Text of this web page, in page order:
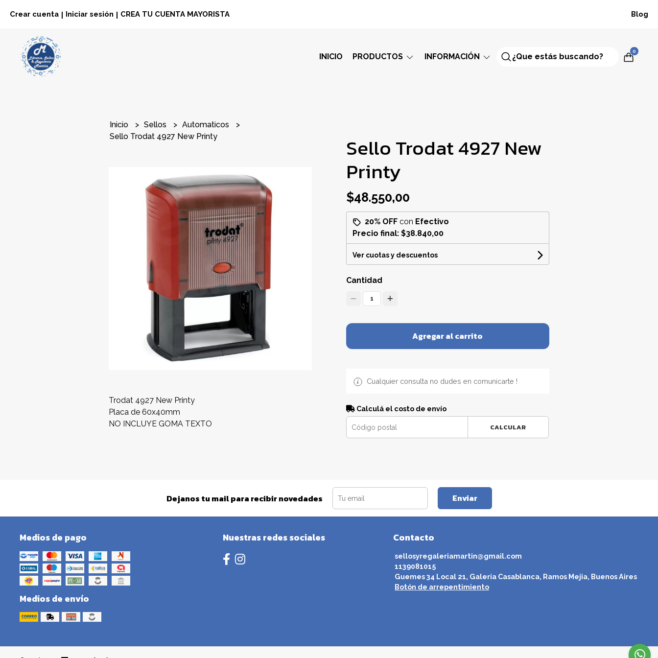
Crear cuenta Iniciar sesión CREA TU CUENTA MAYORISTA Blog
INICIO PRODUCTOS INFORMACIÓN
0
Inicio Sellos
Automaticos
Sello Trodat 4927 New Printy
Trodat 4927 New Printy
Placa de 60x40mm
NO INCLUYE GOMA TEXTO
Sello Trodat 4927 New
Printy
$48.550,00
20% OFFcon Efectivo
Precio final: $38.840,00
Ver cuotas y descuentos
Cantidad
1
Agregar al carrito
Cualquier consulta no dudes en comunicarte !
Calculá el costo de envío
CALCULAR
Dejanos tu mail para recibir novedades Enviar
Medios de pago
Medios de envío
Nuestras redes sociales Contacto
sellosyregaleriamartin@gmail.com
1139081015
Guemes 34 Local 21, Galeria Casablanca, Ramos Mejia, Buenos Aires
Botón de arrepentimiento